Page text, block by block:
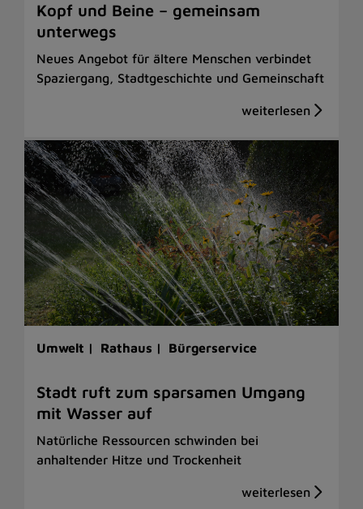
Kopf und Beine – gemeinsam
unterwegs
Neues Angebot für ältere Menschen verbindet
Spaziergang, Stadtgeschichte und Gemeinschaft
Umwelt | Rathaus | Bürgerservice
Stadt ruft zum sparsamen Umgang
mit Wasser auf
Natürliche Ressourcen schwinden bei
anhaltender Hitze und Trockenheit